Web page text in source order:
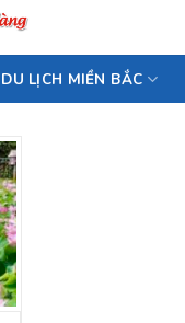
LỊCH MIỀN BẮC